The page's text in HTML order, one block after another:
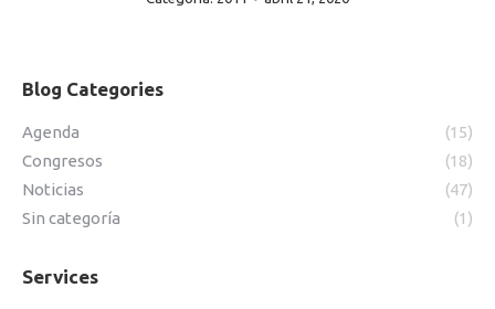
NAVEGACIÓN
ENTRE
ÁLBUMES
Blog Categories
Agenda
(15)
Congresos
(18)
Noticias
(47)
Sin categoría
(1)
Services